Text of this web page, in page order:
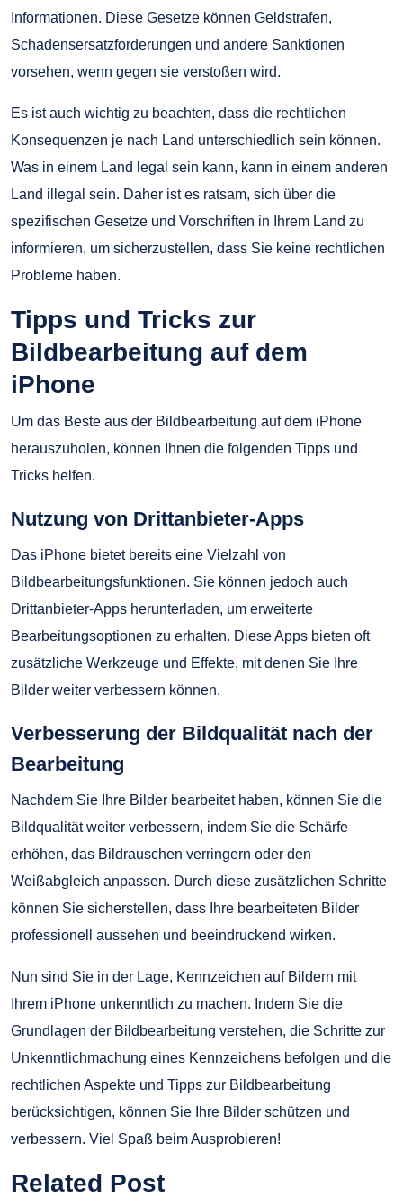
Informationen. Diese Gesetze können Geldstrafen,
Schadensersatzforderungen und andere Sanktionen
vorsehen, wenn gegen sie verstoßen wird.
Es ist auch wichtig zu beachten, dass die rechtlichen
Konsequenzen je nach Land unterschiedlich sein können.
Was in einem Land legal sein kann, kann in einem anderen
Land illegal sein. Daher ist es ratsam, sich über die
spezifischen Gesetze und Vorschriften in Ihrem Land zu
informieren, um sicherzustellen, dass Sie keine rechtlichen
Probleme haben.
Tipps und Tricks zur
Bildbearbeitung auf dem
iPhone
Um das Beste aus der Bildbearbeitung auf dem iPhone
herauszuholen, können Ihnen die folgenden Tipps und
Tricks helfen.
Nutzung von Drittanbieter-Apps
Das iPhone bietet bereits eine Vielzahl von
Bildbearbeitungsfunktionen. Sie können jedoch auch
Drittanbieter-Apps herunterladen, um erweiterte
Bearbeitungsoptionen zu erhalten. Diese Apps bieten oft
zusätzliche Werkzeuge und Effekte, mit denen Sie Ihre
Bilder weiter verbessern können.
Verbesserung der Bildqualität nach der
Bearbeitung
Nachdem Sie Ihre Bilder bearbeitet haben, können Sie die
Bildqualität weiter verbessern, indem Sie die Schärfe
erhöhen, das Bildrauschen verringern oder den
Weißabgleich anpassen. Durch diese zusätzlichen Schritte
können Sie sicherstellen, dass Ihre bearbeiteten Bilder
professionell aussehen und beeindruckend wirken.
Nun sind Sie in der Lage, Kennzeichen auf Bildern mit
Ihrem iPhone unkenntlich zu machen. Indem Sie die
Grundlagen der Bildbearbeitung verstehen, die Schritte zur
Unkenntlichmachung eines Kennzeichens befolgen und die
rechtlichen Aspekte und Tipps zur Bildbearbeitung
berücksichtigen, können Sie Ihre Bilder schützen und
verbessern. Viel Spaß beim Ausprobieren!
Related Post